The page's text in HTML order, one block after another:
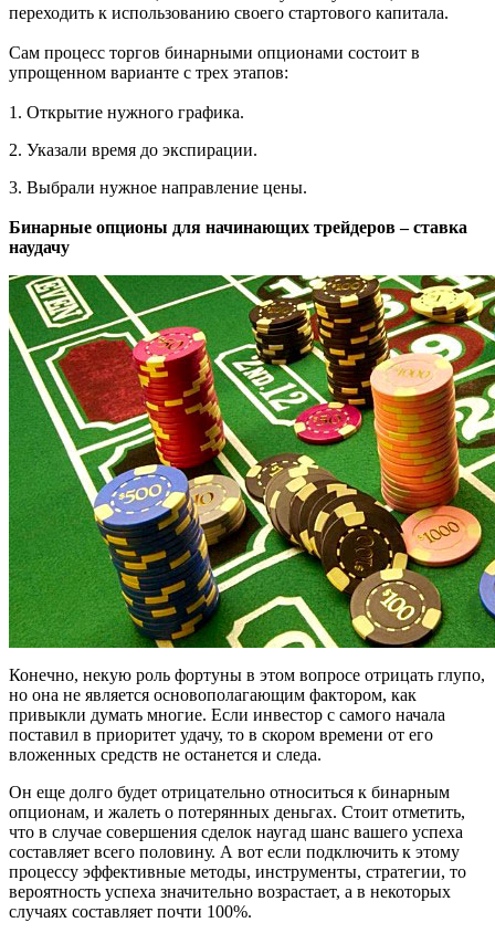
переходить к использованию своего стартового капитала.
Сам процесс торгов бинарными опционами состоит в
упрощенном варианте с трех этапов:
1. Открытие нужного графика.
2. Указали время до экспирации.
3. Выбрали нужное направление цены.
Бинарные опционы для начинающих трейдеров – ставка
наудачу
Конечно, некую роль фортуны в этом вопросе отрицать глупо,
но она не является основополагающим фактором, как
привыкли думать многие. Если инвестор с самого начала
поставил в приоритет удачу, то в скором времени от его
вложенных средств не останется и следа.
Он еще долго будет отрицательно относиться к бинарным
опционам, и жалеть о потерянных деньгах. Стоит отметить,
что в случае совершения сделок наугад шанс вашего успеха
составляет всего половину. А вот если подключить к этому
процессу эффективные методы, инструменты, стратегии, то
вероятность успеха значительно возрастает, а в некоторых
случаях составляет почти 100%.